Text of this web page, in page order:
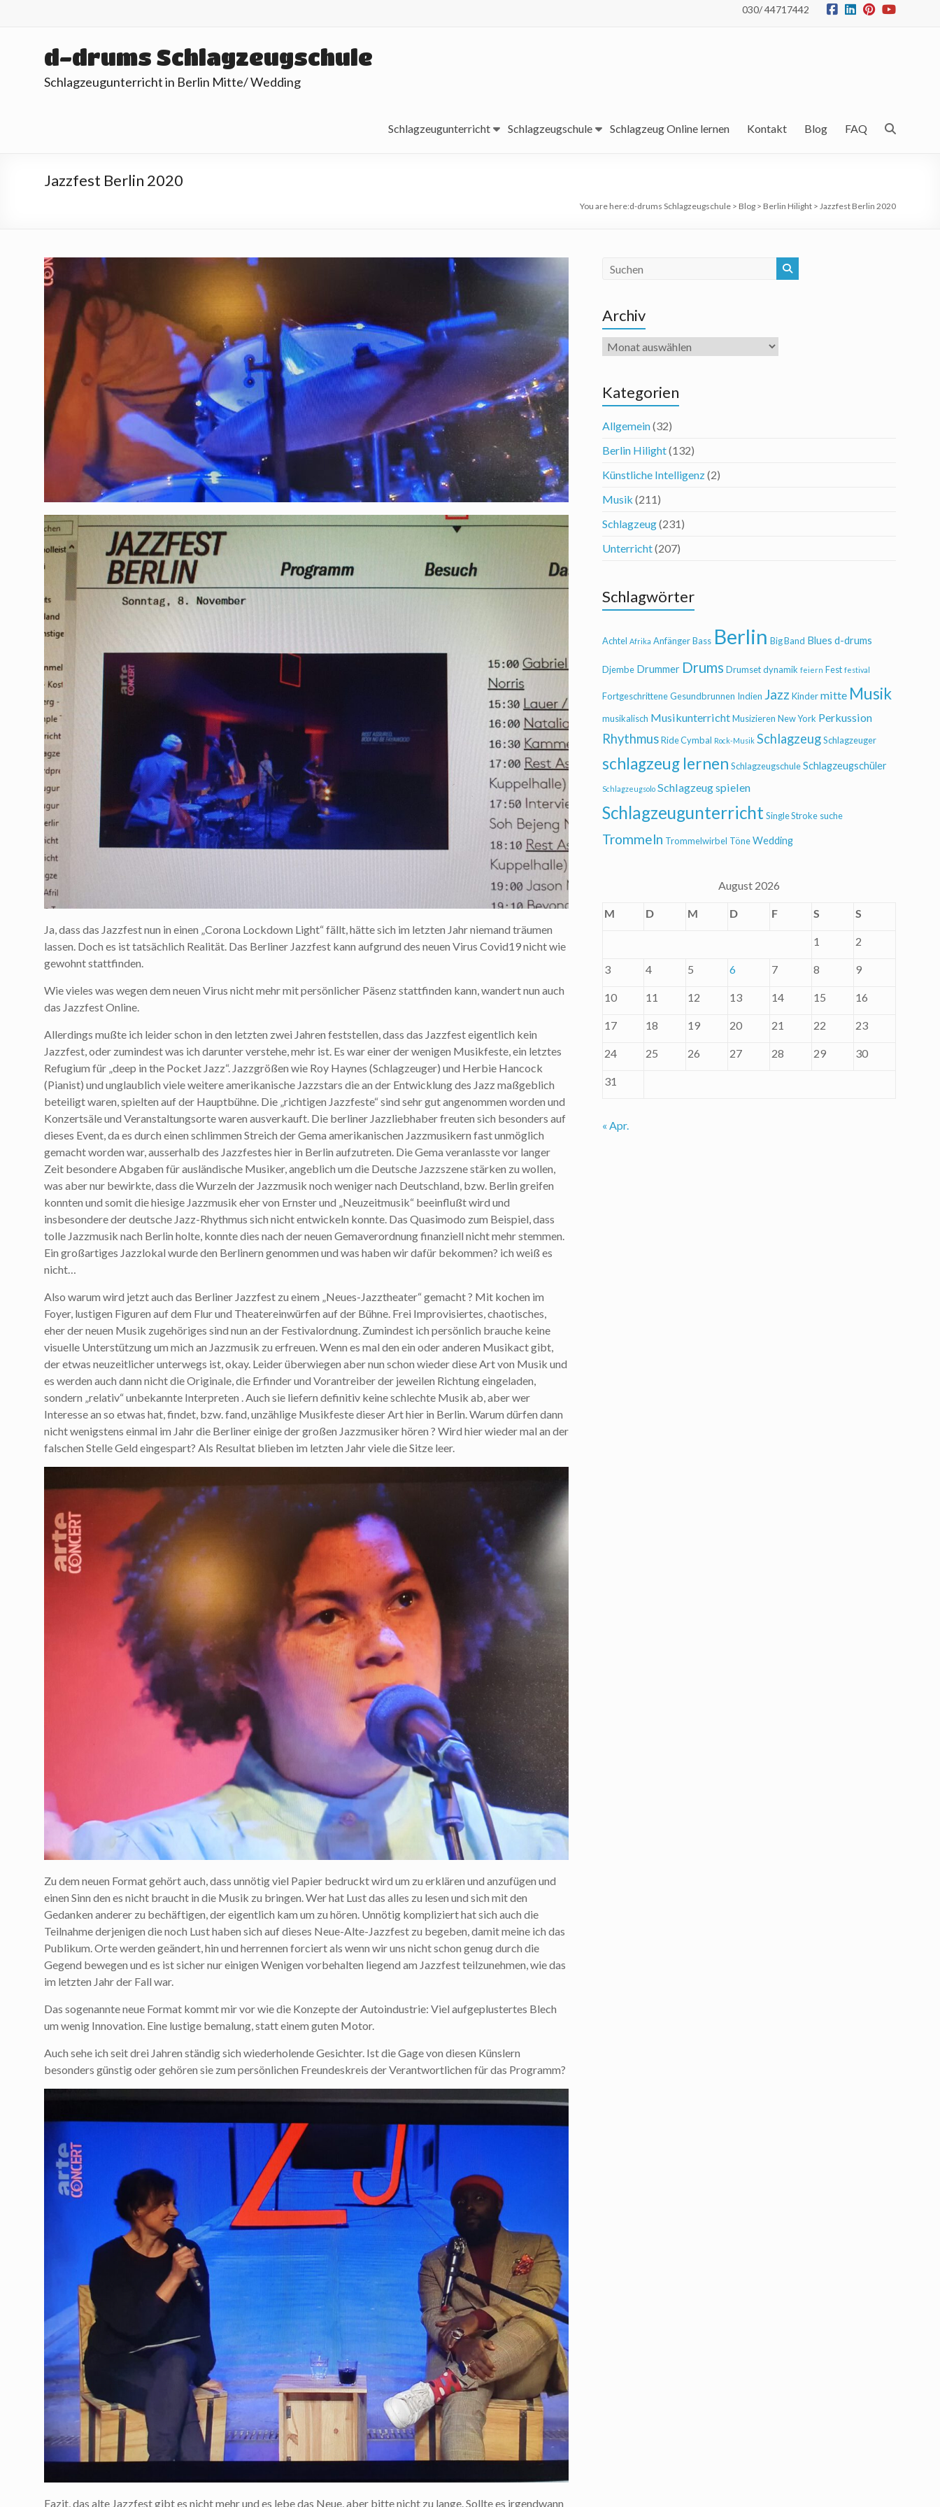
030/ 44717442
d-drums Schlagzeugschule
Schlagzeugunterricht in Berlin Mitte/ Wedding
Schlagzeugunterricht Schlagzeugschule Schlagzeug Online lernen Kontakt Blog FAQ
Jazzfest Berlin 2020
You are here:d-drums Schlagzeugschule > Blog > Berlin Hilight > Jazzfest Berlin 2020
Ja, dass das Jazzfest nun in einen „Corona Lockdown Light“ fällt, hätte sich im letzten Jahr niemand träumen
lassen. Doch es ist tatsächlich Realität. Das Berliner Jazzfest kann aufgrund des neuen Virus Covid19 nicht wie
gewohnt stattfinden.
Wie vieles was wegen dem neuen Virus nicht mehr mit persönlicher Päsenz stattfinden kann, wandert nun auch
das Jazzfest Online.
Allerdings mußte ich leider schon in den letzten zwei Jahren feststellen, dass das Jazzfest eigentlich kein
Jazzfest, oder zumindest was ich darunter verstehe, mehr ist. Es war einer der wenigen Musikfeste, ein letztes
Refugium für „deep in the Pocket Jazz“. Jazzgrößen wie Roy Haynes (Schlagzeuger) und Herbie Hancock
(Pianist) und unglaublich viele weitere amerikanische Jazzstars die an der Entwicklung des Jazz maßgeblich
beteiligt waren, spielten auf der Hauptbühne. Die „richtigen Jazzfeste“ sind sehr gut angenommen worden und
Konzertsäle und Veranstaltungsorte waren ausverkauft. Die berliner Jazzliebhaber freuten sich besonders auf
dieses Event, da es durch einen schlimmen Streich der Gema amerikanischen Jazzmusikern fast unmöglich
gemacht worden war, ausserhalb des Jazzfestes hier in Berlin aufzutreten. Die Gema veranlasste vor langer
Zeit besondere Abgaben für ausländische Musiker, angeblich um die Deutsche Jazzszene stärken zu wollen,
was aber nur bewirkte, dass die Wurzeln der Jazzmusik noch weniger nach Deutschland, bzw. Berlin greifen
konnten und somit die hiesige Jazzmusik eher von Ernster und „Neuzeitmusik“ beeinflußt wird und
insbesondere der deutsche Jazz-Rhythmus sich nicht entwickeln konnte. Das Quasimodo zum Beispiel, dass
tolle Jazzmusik nach Berlin holte, konnte dies nach der neuen Gemaverordnung finanziell nicht mehr stemmen.
Ein großartiges Jazzlokal wurde den Berlinern genommen und was haben wir dafür bekommen? ich weiß es
nicht…
Also warum wird jetzt auch das Berliner Jazzfest zu einem „Neues-Jazztheater“ gemacht ? Mit kochen im
Foyer, lustigen Figuren auf dem Flur und Theatereinwürfen auf der Bühne. Frei Improvisiertes, chaotisches,
eher der neuen Musik zugehöriges sind nun an der Festivalordnung. Zumindest ich persönlich brauche keine
visuelle Unterstützung um mich an Jazzmusik zu erfreuen. Wenn es mal den ein oder anderen Musikact gibt,
der etwas neuzeitlicher unterwegs ist, okay. Leider überwiegen aber nun schon wieder diese Art von Musik und
es werden auch dann nicht die Originale, die Erfinder und Vorantreiber der jeweilen Richtung eingeladen,
sondern „relativ“ unbekannte Interpreten . Auch sie liefern definitiv keine schlechte Musik ab, aber wer
Interesse an so etwas hat, findet, bzw. fand, unzählige Musikfeste dieser Art hier in Berlin. Warum dürfen dann
nicht wenigstens einmal im Jahr die Berliner einige der großen Jazzmusiker hören ? Wird hier wieder mal an der
falschen Stelle Geld eingespart? Als Resultat blieben im letzten Jahr viele die Sitze leer.
Zu dem neuen Format gehört auch, dass unnötig viel Papier bedruckt wird um zu erklären und anzufügen und
einen Sinn den es nicht braucht in die Musik zu bringen. Wer hat Lust das alles zu lesen und sich mit den
Gedanken anderer zu bechäftigen, der eigentlich kam um zu hören. Unnötig kompliziert hat sich auch die
Teilnahme derjenigen die noch Lust haben sich auf dieses Neue-Alte-Jazzfest zu begeben, damit meine ich das
Publikum. Orte werden geändert, hin und herrennen forciert als wenn wir uns nicht schon genug durch die
Gegend bewegen und es ist sicher nur einigen Wenigen vorbehalten liegend am Jazzfest teilzunehmen, wie das
im letzten Jahr der Fall war.
Das sogenannte neue Format kommt mir vor wie die Konzepte der Autoindustrie: Viel aufgeplustertes Blech
um wenig Innovation. Eine lustige bemalung, statt einem guten Motor.
Auch sehe ich seit drei Jahren ständig sich wiederholende Gesichter. Ist die Gage von diesen Künslern
besonders günstig oder gehören sie zum persönlichen Freundeskreis der Verantwortlichen für das Programm?
Fazit, das alte Jazzfest gibt es nicht mehr und es lebe das Neue, aber bitte nicht zu lange. Sollte es irgendwann
Archiv
Archiv
Kategorien
Allgemein(32)
Berlin Hilight(132)
Künstliche Intelligenz(2)
Musik (211)
Schlagzeug(231)
Unterricht(207)
Schlagwörter
Achtel Afrika AnfängerBass Berlin Big Band Blues d-drums
Djembe Drummer Drums Drumsetdynamik feiern Fest festival
FortgeschritteneGesundbrunnen Indien Jazz Kindermitte Musik
musikalisch MusikunterrichtMusizieren New York Perkussion
RhythmusRide Cymbal Rock-Musik SchlagzeugSchlagzeuger
schlagzeug lernen SchlagzeugschuleSchlagzeugschüler
Schlagzeugsolo Schlagzeug spielen
SchlagzeugunterrichtSingle Stroke suche
Trommeln Trommelwirbel TöneWedding
August 2026
M D M D F S S
1 2
3 4 5 6 7 8 9
10 11 12 13 14 15 16
17 18 19 20 21 22 23
24 25 26 27 28 29 30
31
« Apr.